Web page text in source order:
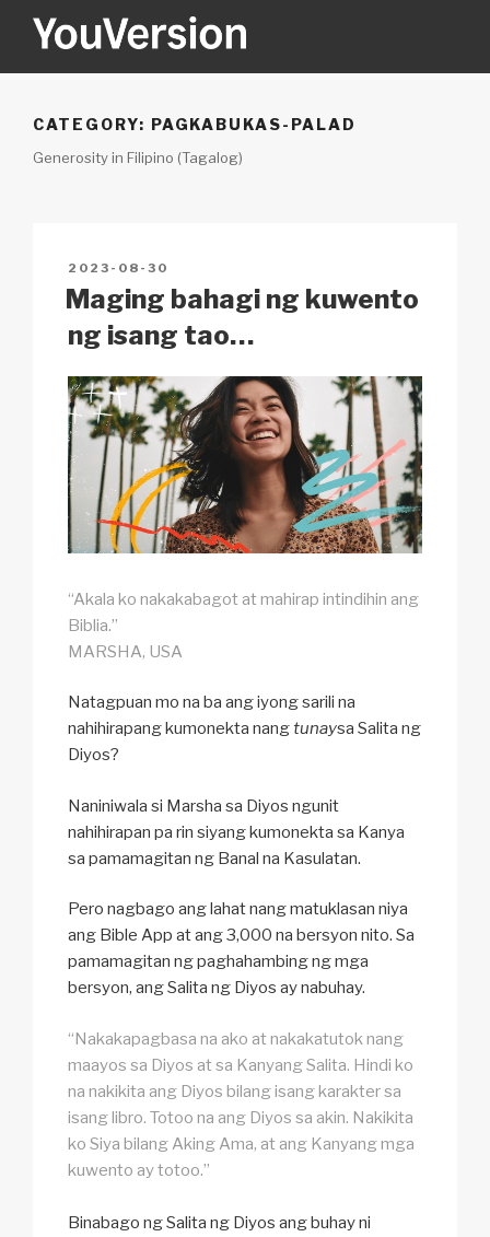
YOUVERSION
CATEGORY: PAGKABUKAS-PALAD
Generosity in Filipino (Tagalog)
POSTED
ON
2023-08-30
Maging bahagi ng kuwento
ng isang tao…
“Akala ko nakakabagot at mahirap intindihin ang
Biblia.”
MARSHA, USA
Natagpuan mo na ba ang iyong sarili na
nahihirapang kumonekta nangtunaysa Salita ng
Diyos?
Naniniwala si Marsha sa Diyos ngunit
nahihirapan pa rin siyang kumonekta sa Kanya
sa pamamagitan ng Banal na Kasulatan.
Pero nagbago ang lahat nang matuklasan niya
ang Bible App at ang 3,000 na bersyon nito. Sa
pamamagitan ng paghahambing ng mga
bersyon, ang Salita ng Diyos ay nabuhay.
“Nakakapagbasa na ako at nakakatutok nang
maayos sa Diyos at sa Kanyang Salita. Hindi ko
na nakikita ang Diyos bilang isang karakter sa
isang libro. Totoo na ang Diyos sa akin. Nakikita
ko Siya bilang Aking Ama, at ang Kanyang mga
kuwento ay totoo.”
Binabago ng Salita ng Diyos ang buhay ni